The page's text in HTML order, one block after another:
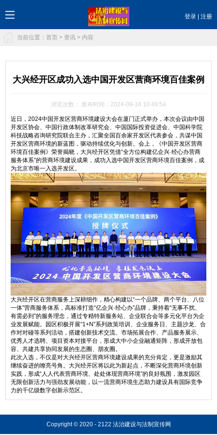
登录 注册
当前位置： 首页 > 资讯 > 内容
大兴经开区成功入选中国开发区营商环境百佳案例
浏览次数： 发布时间：2024-09-16 10:49:54
近日，2024中国开发区营商环境建设大会在厦门正式举办，本次会议由中国
开发区协会、中国行政体制改革研究会、中国国际投资促进会、中国科学院
科技战略咨询研究院联合主办，汇聚全国百余家开发区代表参会，共谋中国
开发区营商环境的新蓝图，驱动持续优化与创新。会上，《中国开发区营商
环境百佳案例》荣誉揭晓，大兴经开区凭借“全方位构建亿企兴·经心办营商
服务体系”的营商环境建设成果，成功入选中国开发区营商环境百佳案例，成
为北京市唯一入选开发区。
大兴经开区在营商服务上深耕细作，精心构建以“一个品牌、两个平台、八位
一体”营商服务体系，高标准打造“亿企兴·经心办”品牌，秉持着“无事不扰、
有需必到”的服务理念，通过专精特新服务站、企业联合会等多元化平台为企
业发展赋能。园区积极开展“1+N”系列政策培训、企业服务日、主题沙龙、合
作对对碰等系列活动，搭建创新技术交流、市场拓展合作、产品服务展示、
优秀人才选聘、项目资本对接平台，形成大中小企业融通矩阵，形成开放包
容、共建共享协同发展的生态圈、朋友圈。
此次入选，不仅是对大兴经开区营商环境建设成果的充分肯定，更是激励其
继续奋进的嘹亮号角。大兴经开区将以此为新起点，不断深化营商环境创新
实践，形成“人人代表营商环境、处处体现营商环境”的良好氛围，激发园区
无限创新活力与强劲发展动能，以一流营商环境生态助力建设具有国际竞争
力的千亿级数字创新示范区。
Copyright © 2020 - 2122 法治建设与法制宣传网